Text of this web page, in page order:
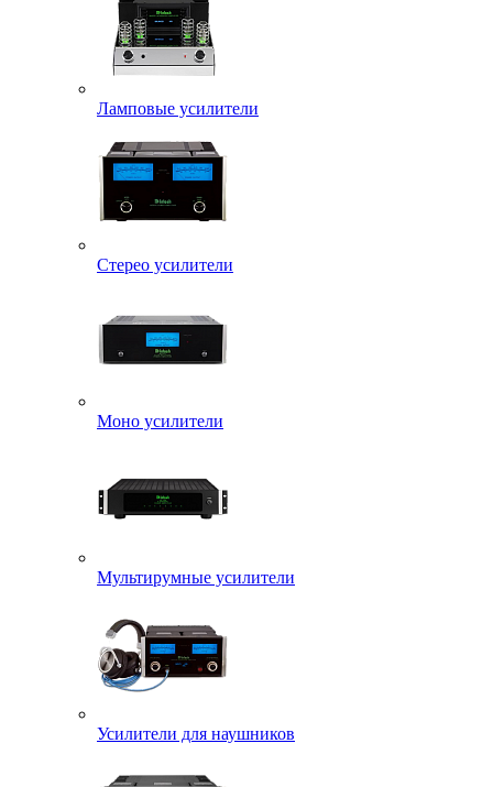
Ламповые усилители
Стерео усилители
Моно усилители
Мультирумные усилители
Усилители для наушников